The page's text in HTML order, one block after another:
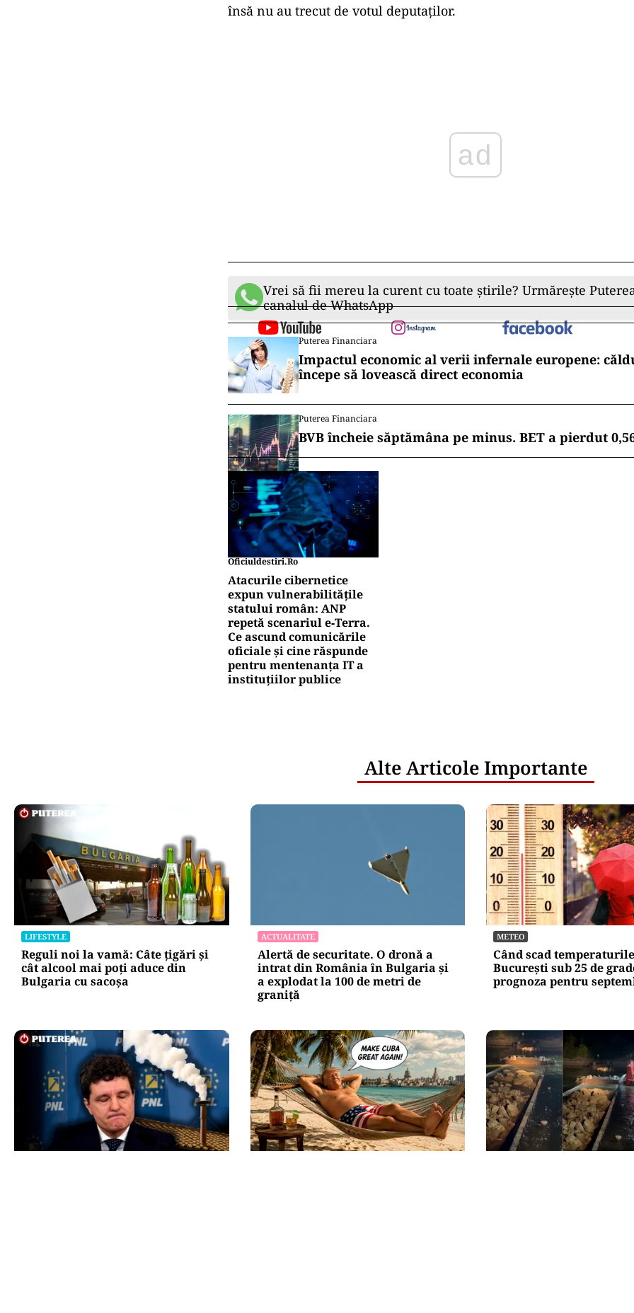
însă nu au trecut de votul deputaţilor.
Vrei să fii mereu la curent cu toate știrile? Urmărește
canalul de WhatsApp
Puterea Financiara
Impactul economic al verii infernale europene:
începe să lovească direct economia
Puterea Financiara
BVB încheie săptămâna pe minus. BET a pierdut
Oficiuldestiri.ro
Atacurile cibernetice
expun vulnerabilitățile
statului român: ANP
repetă scenariul e‑Terra.
Ce ascund comunicările
oficiale și cine răspunde
pentru mentenanța IT a
instituțiilor publice
Alte Articole Importante
LIFESTYLE
Reguli noi la vamă: Câte țigări și
cât alcool mai poți aduce din
Bulgaria cu sacoșa
ACTUALITATE
Alertă de securitate. O dronă a
intrat din România în Bulgaria şi
a explodat la 100 de metri de
graniţă
METEO
Când scad
București sub 25 de
prognoza pentru